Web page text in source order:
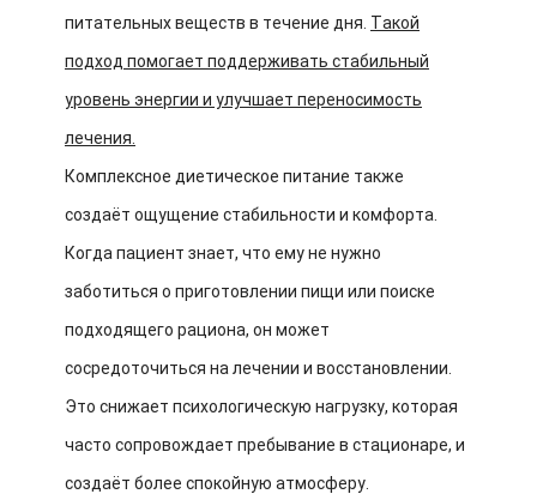
питательных веществ в течение дня. Такой
подход помогает поддерживать стабильный
уровень энергии и улучшает переносимость
лечения.
Комплексное диетическое питание также
создаёт ощущение стабильности и комфорта.
Когда пациент знает, что ему не нужно
заботиться о приготовлении пищи или поиске
подходящего рациона, он может
сосредоточиться на лечении и восстановлении.
Это снижает психологическую нагрузку, которая
часто сопровождает пребывание в стационаре, и
создаёт более спокойную атмосферу.